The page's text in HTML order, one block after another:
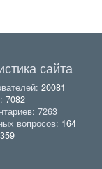
сайта
20081
7082
7263
вопросов: 164
359